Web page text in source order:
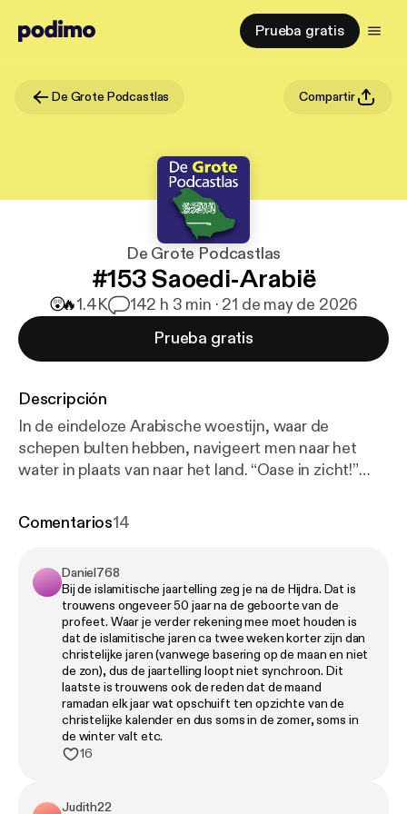
Prueba gratis
De Grote Podcastlas Compartir
De Grote Podcastlas
#153 Saoedi-Arabië
😲🔥1.4K 142 h 3 min · 21 de may de 2026
Prueba gratis
Descripción
In de eindeloze Arabische woestijn, waar de
schepen bulten hebben, navigeert men naar het
water in plaats van naar het land. “Oase in zicht!”
tanken bij de pomp, bidden de Saoedische
leven voort op het ritme van de wind, en bieden die
onmetelijke hoeveelheden stof veel stof tot
nadenken. Over de enige god Allah en zijn
boodschapper, de profeet. De eindeloze leegte vult
de harten en hoofden met kennis en toewijding.
Maar in het huidige Saoedi-Arabië is het eeuwige
niets van de woestijn ingeruild voor het
bombastische alles. Het land is een merk geworden,
dat zich laat beleven als een waar petro-Islamitisch
kan op zijn eigen manier meedoen en kleine stapjes
Comentarios14
Daniel768
Bij de islamitische jaartelling zeg je na de Hijdra. Dat is
trouwens ongeveer 50 jaar na de geboorte van de
profeet. Waar je verder rekening mee moet houden is
dat de islamitische jaren ca twee weken korter zijn dan
christelijke jaren (vanwege basering op de maan en niet
de zon), dus de jaartelling loopt niet synchroon. Dit
laatste is trouwens ook de reden dat de maand
ramadan elk jaar wat opschuift ten opzichte van de
christelijke kalender en dus soms in de zomer, soms in
de winter valt etc.
16
Judith22